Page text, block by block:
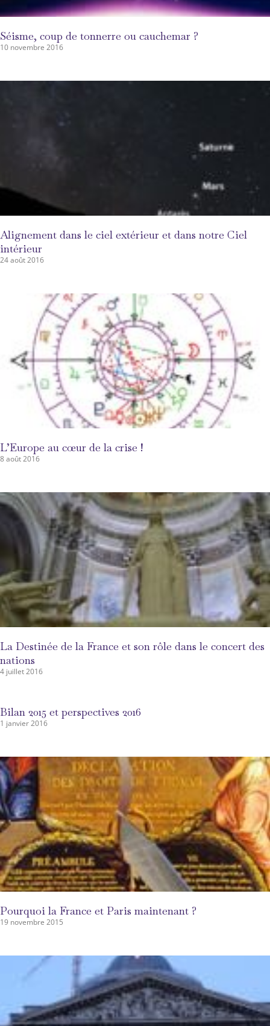
Séisme, coup de tonnerre ou cauchemar ?
10 novembre 2016
Alignement dans le ciel extérieur et dans notre Ciel
intérieur
24 août 2016
L’Europe au cœur de la crise !
8 août 2016
La Destinée de la France et son rôle dans le concert des
nations
4 juillet 2016
Bilan 2015 et perspectives 2016
1 janvier 2016
Pourquoi la France et Paris maintenant ?
19 novembre 2015